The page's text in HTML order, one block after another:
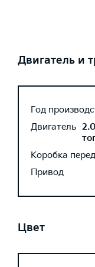
Двигатель и
Год
Двигатель
Коробка
Привод
Цвет